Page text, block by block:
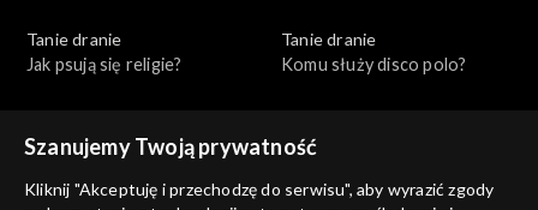
Tanie dranie
Jak psują się religie?
Tanie dranie
Komu służy disco polo?
Szanujemy Twoją prywatność
Kliknij "Akceptuję i przechodzę do serwisu", aby wyrazić zgody